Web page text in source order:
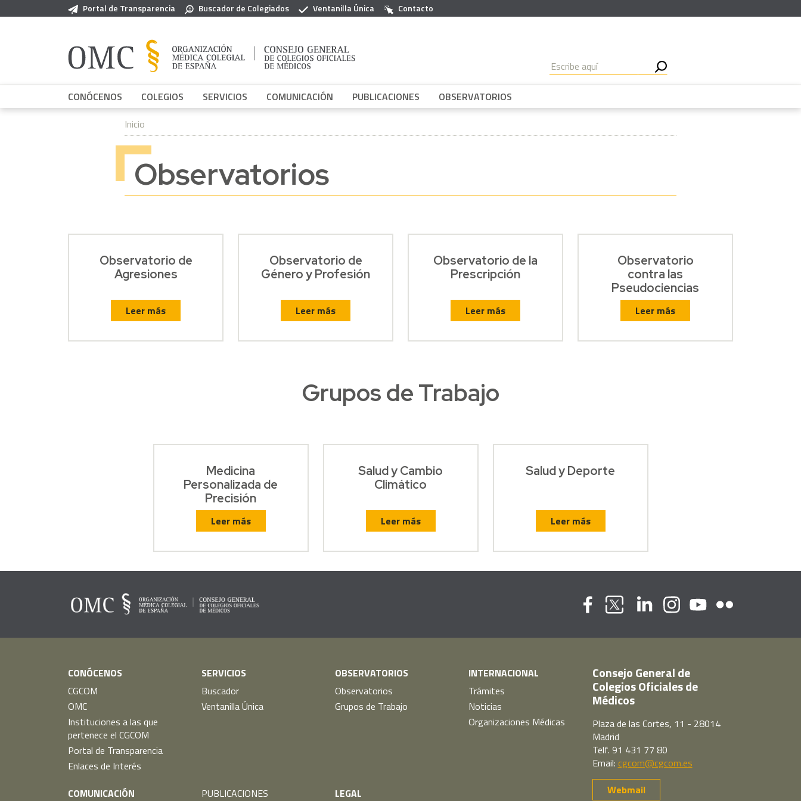
Pasar al contenido principalPortal de Transparencia Buscador de Colegiados Ventanilla Única Contacto
CONÓCENOS COLEGIOS SERVICIOS COMUNICACIÓN PUBLICACIONES
OBSERVATORIOS
Inicio
Observatorios
Observatorio de
Agresiones
Leer más
Observatorio de
Género y Profesión
Leer más
Observatorio de la
Prescripción
Leer más
Observatorio
contra las
Pseudociencias
Leer más
Grupos de Trabajo
Medicina
Personalizada de
Precisión
Leer más
Salud y Cambio
Climático
Leer más
Salud y Deporte
Leer más
CONÓCENOS
CGCOM
OMC
Instituciones a las que
pertenece el CGCOM
Portal de Transparencia
Enlaces de Interés
SERVICIOS
Buscador
Ventanilla Única
OBSERVATORIOS
Observatorios
Grupos de Trabajo
INTERNACIONAL
Trámites
Noticias
Organizaciones Médicas
COMUNICACIÓN
PUBLICACIONES
LEGAL
Consejo General de
Colegios Oficiales de
Médicos
Plaza de las Cortes, 11 - 28014
Madrid
Telf. 91 431 77 80
Email: cgcom@cgcom.es
Webmail